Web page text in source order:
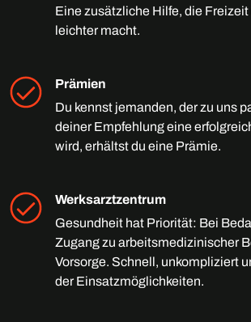
Eine zusätzliche Hilfe, die
leichter macht.
Prämien
Du kennst jemanden, der zu uns
deiner Empfehlung eine
wird, erhältst du eine Prämie.
Werksarztzentrum
Gesundheit hat Priorität: Bei
Zugang zu arbeitsmedizinischer
Vorsorge. Schnell, unkompliziert
der Einsatzmöglichkeiten.